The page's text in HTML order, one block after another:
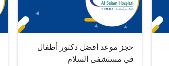
حجز موعد أفضل دكتور أطفال
في مستشفى السلام